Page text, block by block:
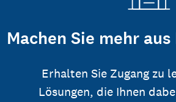
Machen Sie mehr
Erhalten Sie Zugang zu
Lösungen, die Ihnen